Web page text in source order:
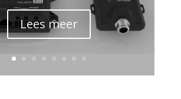
Lees meer